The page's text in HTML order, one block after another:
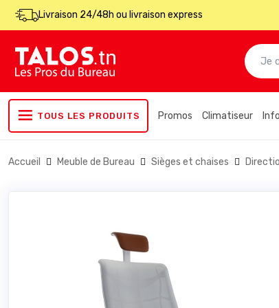
Livraison 24/48h ou livraison express
TOUS LES PRODUITS Promos Climatiseur
Accueil Meuble de Bureau Sièges et chaises